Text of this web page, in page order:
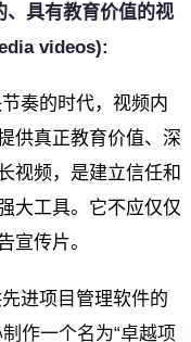
、具有教育价值的视
videos):
奏的时代，视频内
供真正教育价值、深
视频，是建立信任和
大工具。它不应仅仅
宣传片。
进项目管理软件的
作一个名为“卓越项